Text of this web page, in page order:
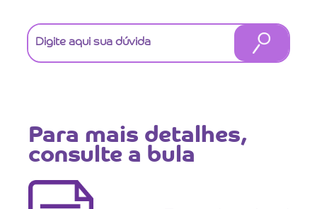
Para mais detalhes,
consulte a bula